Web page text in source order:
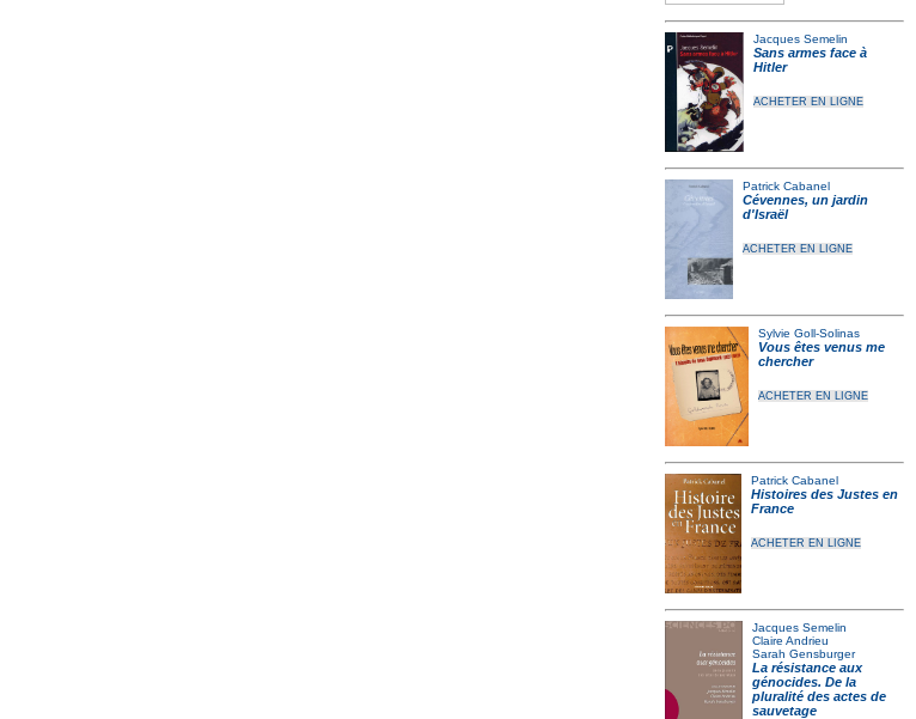
Jacques Semelin
Sans armes face à
Hitler
ACHETER EN LIGNE
Patrick Cabanel
Cévennes, un jardin
d'Israël
ACHETER EN LIGNE
Sylvie Goll-Solinas
Vous êtes venus me
chercher
ACHETER EN LIGNE
Patrick Cabanel
Histoires des Justes en
France
ACHETER EN LIGNE
Jacques Semelin
Claire Andrieu
Sarah Gensburger
La résistance aux
génocides. De la
pluralité des actes de
sauvetage